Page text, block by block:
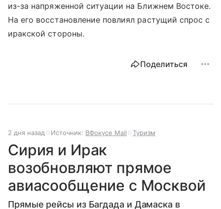
из-за напряженной ситуации на Ближнем Востоке.
На его восстановление повлиял растущий спрос с
иракской стороны.
Поделиться
2 дня назад Источник: ВФокусе Mail Туризм
Сирия и Ирак
возобновляют прямое
авиасообщение с Москвой
Прямые рейсы из Багдада и Дамаска в